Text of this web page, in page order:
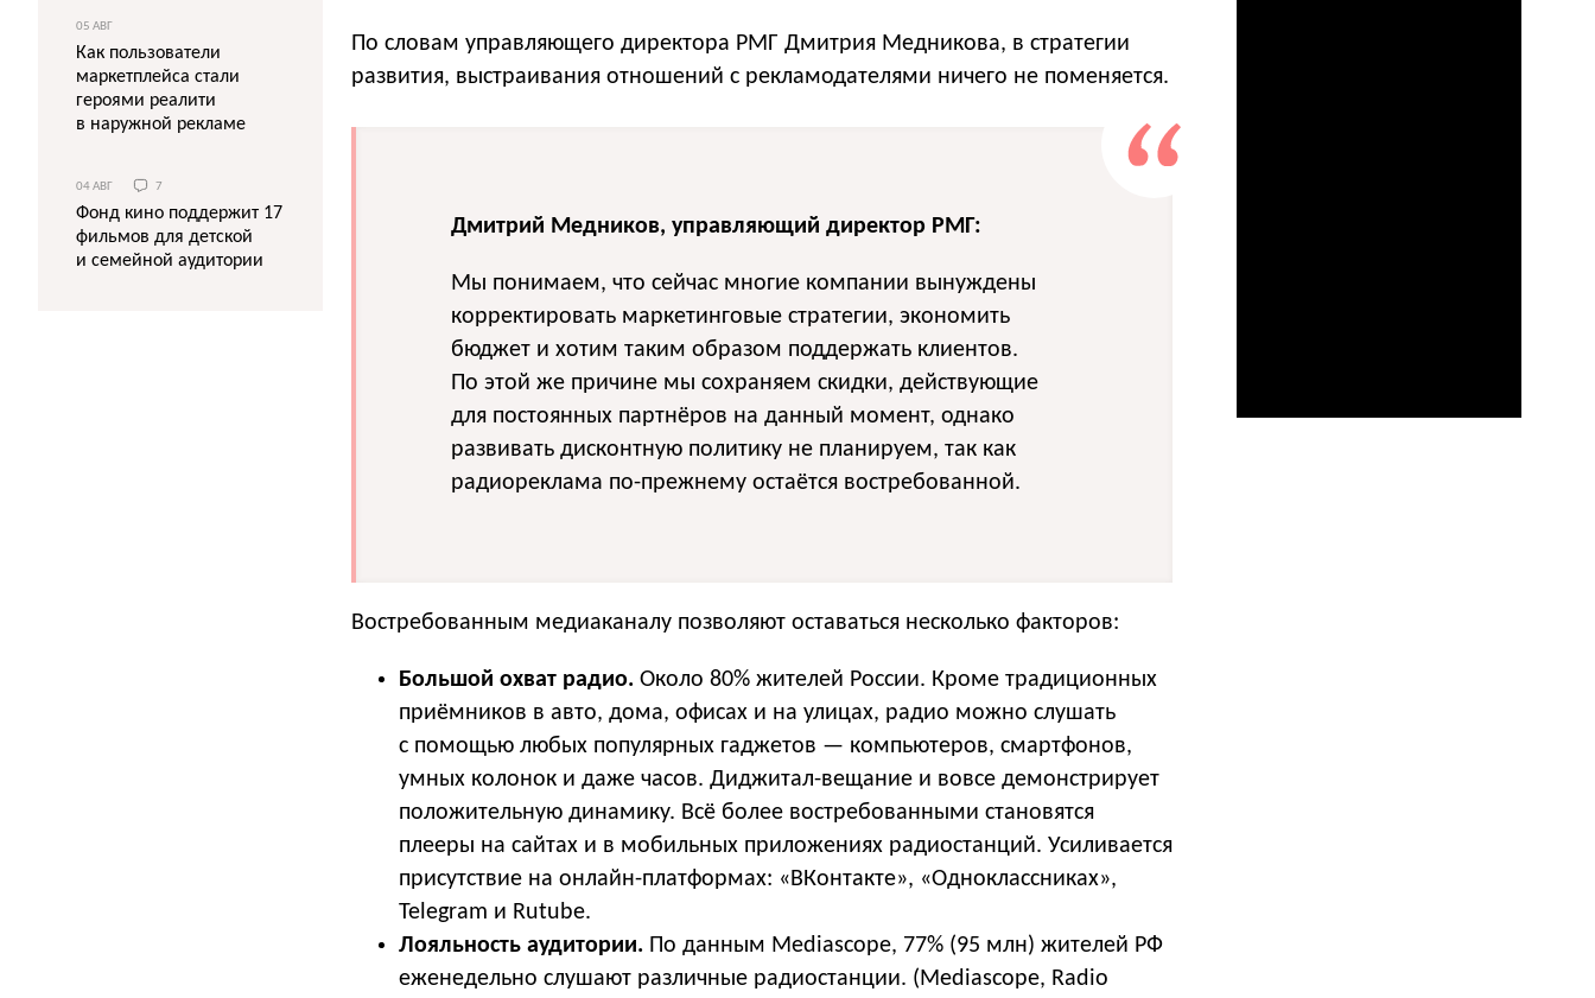
По словам управляющего директора РМГ Дмитрия Медникова, в стратегии
развития, выстраивания отношений с рекламодателями ничего не поменяется.
Дмитрий Медников, управляющий директор РМГ:
Мы понимаем, что сейчас многие компании вынуждены
корректировать маркетинговые стратегии, экономить
бюджет и хотим таким образом поддержать клиентов.
По этой же причине мы сохраняем скидки, действующие
для постоянных партнёров на данный момент, однако
развивать дисконтную политику не планируем, так как
радиореклама по-прежнему остаётся востребованной.
Востребованным медиаканалу позволяют оставаться несколько факторов:
Большой охват радио. Около 80% жителей России. Кроме традиционных
приёмников в авто, дома, офисах и на улицах, радио можно слушать
с помощью любых популярных гаджетов — компьютеров, смартфонов,
умных колонок и даже часов. Диджитал-вещание и вовсе демонстрирует
положительную динамику. Всё более востребованными становятся
плееры на сайтах и в мобильных приложениях радиостанций. Усиливается
присутствие на онлайн-платформах: «ВКонтакте», «Одноклассниках»,
Telegram и Rutube.
Лояльность аудитории. По данным Mediascope, 77% (95 млн) жителей РФ
еженедельно слушают различные радиостанции. (Mediascope, Radio
05 АВГ
Как пользователи
маркетплейса стали
героями реалити
в наружной рекламе
04 АВГ 7
Фонд кино поддержит 17
фильмов для детской
и семейной аудитории